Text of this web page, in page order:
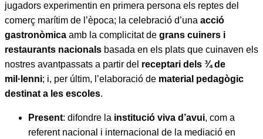
jugadors experimentin en primera persona els reptes del
comerç marítim de l’època; la celebració d’una acció
gastronòmica amb la complicitat de grans cuiners i
restaurants nacionals basada en els plats que cuinaven els
nostres avantpassats a partir del receptari dels ¾ de
mil·lenni; i, per últim, l’elaboració de material pedagògic
destinat a les escoles.
Present: difondre la institució viva d’avui, com a
referent nacional i internacional de la mediació en